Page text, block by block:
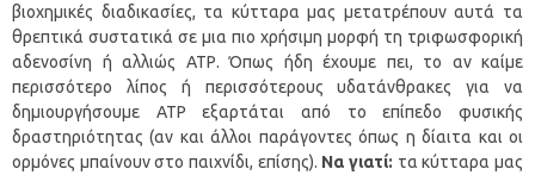
βιοχημικές διαδικασίες, τα κύτταρα μας μετατρέπουν αυτά τα
θρεπτικά συστατικά σε μια πιο χρήσιμη μορφή τη τριφωσφορική
αδενοσίνη ή αλλιώς ΑΤΡ. Όπως ήδη έχουμε πει, το αν καίμε
περισσότερο λίπος ή περισσότερους υδατάνθρακες για να
δημιουργήσουμε ΑΤΡ εξαρτάται από το επίπεδο φυσικής
δραστηριότητας (αν και άλλοι παράγοντες όπως η δίαιτα και οι
ορμόνες μπαίνουν στο παιχνίδι, επίσης). Να γιατί: τα κύτταρα μας